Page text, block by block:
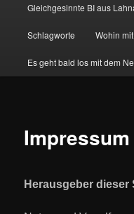
Gleichgesinnte BI aus
Schlagworte Wohin
Es geht bald los mit dem
Impressum
Herausgeber dieser